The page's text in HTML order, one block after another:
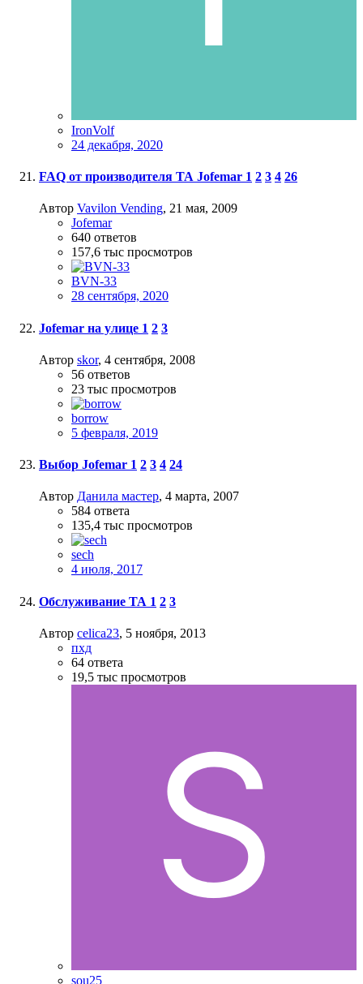
IronVolf
24 декабря, 2020
FAQ от производителя ТА Jofemar 1 2 3 4 26
Автор Vavilon Vending, 21 мая, 2009
Jofemar
640 ответов
157,6 тыс просмотров
BVN-33
28 сентября, 2020
Jofemar на улице 1 2 3
Автор skor, 4 сентября, 2008
56 ответов
23 тыс просмотров
borrow
5 февраля, 2019
Выбор Jofemar 1 2 3 4 24
Автор Данила мастер, 4 марта, 2007
584 ответа
135,4 тыс просмотров
sech
4 июля, 2017
Обслуживание ТА 1 2 3
Автор celica23, 5 ноября, 2013
пхд
64 ответа
19,5 тыс просмотров
sou25